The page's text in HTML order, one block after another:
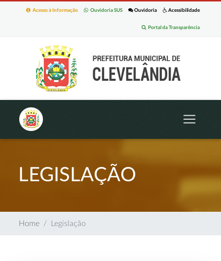
Acessibilidade
Ouvidoria
Ouvidoria SUS
Acesso à Informação
Portal da Transparência
LEGISLAÇÃO
Home Legislação